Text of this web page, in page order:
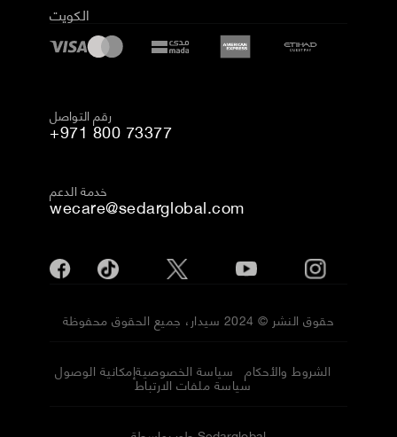
الكويت
رقم التواصل
+971 800 73377
خدمة الدعم
wecare@sedarglobal.com
حقوق النشر © 2024 سيدار، جميع الحقوق محفوظة
إمكانية الوصولسياسة الخصوصية الشروط والأحكام
سياسة ملفات الارتباط